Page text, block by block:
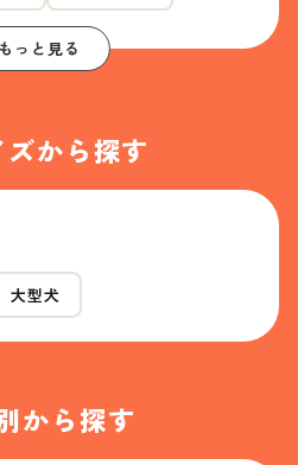
っと見る
ズから探す
大型犬
から探す